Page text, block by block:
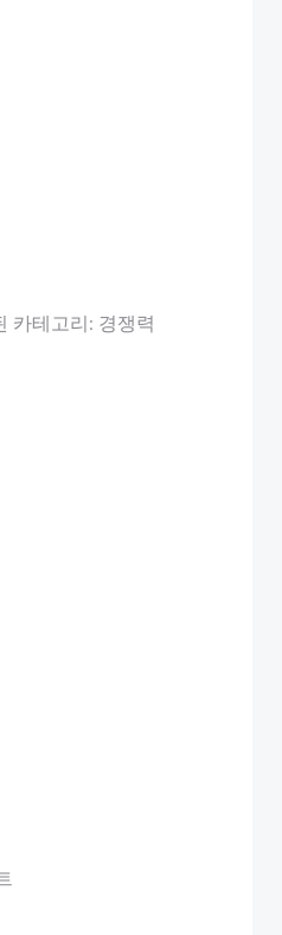
카테고리: 경쟁력